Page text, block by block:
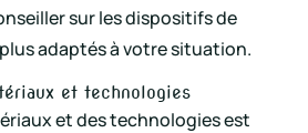
sur les dispositifs de
adaptés à votre situation.
et technologies
et des technologies est